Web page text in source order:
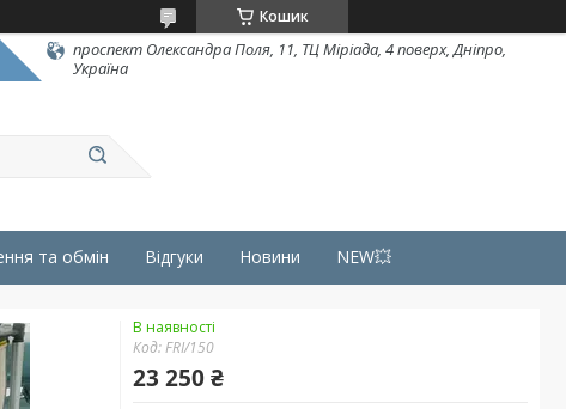
Кошик
проспект Олександра Поля, 11, ТЦ Міріада, 4 поверх, Дніпро,
Україна
та обмін Відгуки Новини NEW💥
В наявності
Код:FRI/150
23 250 ₴